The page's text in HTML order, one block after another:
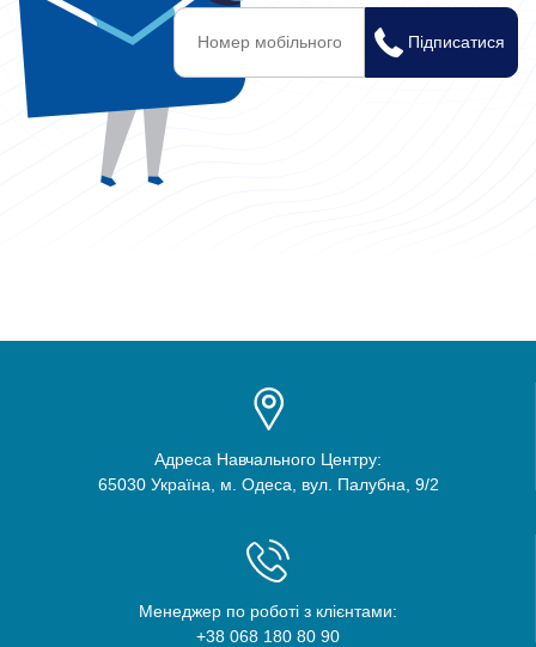
Адреса Навчального Центру:
65030 Україна, м. Одеса, вул. Палубна, 9/2
Менеджер по роботі з клієнтами:
+38 068 180 80 90